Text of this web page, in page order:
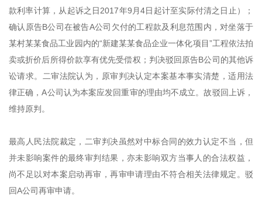
款利率计算，从起诉之日2017年9月4日起计至实际付清之日止）；
确认原告B公司在被告A公司欠付的工程款及利息范围内，对坐落于
某村某某食品工业园内的“新建某某食品企业一体化项目”工程依法拍
卖或折价后所得价款享有优先受偿权；判决驳回原告B公司的其他诉
讼请求。二审法院认为，原审判决认定本案基本事实清楚，适用法
律正确，A公司认为本案应发回重审的理由均不成立。故驳回上诉，
维持原判。
最高人民法院裁定，二审判决虽然对中标合同的效力认定不当，但
并未影响案件的最终审判结果，亦未影响双方当事人的合法权益，
尚不足以对本案启动再审，再审申请理由不符合相关法律规定。驳
回A公司再审申请。